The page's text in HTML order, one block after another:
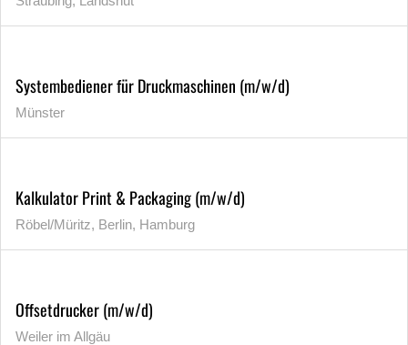
Systembediener für Druckmaschinen (m/w/d)
Münster
Kalkulator Print & Packaging (m/w/d)
Röbel/Müritz, Berlin, Hamburg
Offsetdrucker (m/w/d)
Weiler im Allgäu